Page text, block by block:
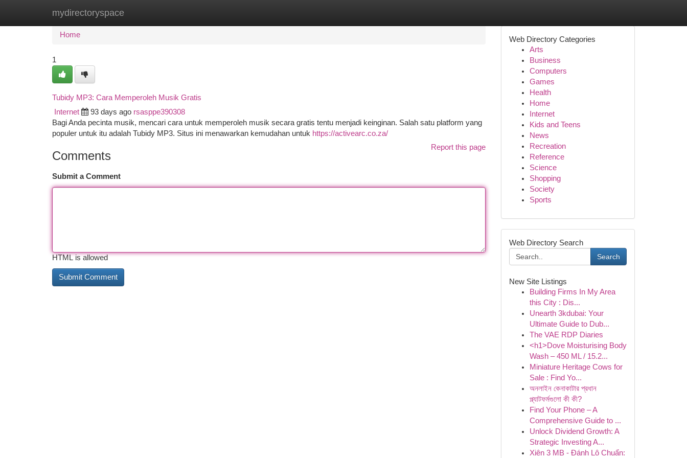
mydirectoryspace
Home New Site Listings
Home
1
Tubidy MP3: Cara Memperoleh Musik Gratis
Internet 93 days ago rsasppe390308
Bagi Anda pecinta musik, mencari cara untuk memperoleh musik secara gratis tentu menjadi keinginan. Salah satu platform yang
populer untuk itu adalah Tubidy MP3. Situs ini menawarkan kemudahan untuk https://activearc.co.za/
Report this page
Comments
Submit a Comment
HTML is allowed
Web Directory Categories
Arts
Business
Computers
Games
Health
Home
Internet
Kids and Teens
News
Recreation
Reference
Science
Shopping
Society
Sports
Web Directory Search
Search
New Site Listings
Building Firms In My Area
this City : Dis...
Unearth 3kdubai: Your
Ultimate Guide to Dub...
The VAE RDP Diaries
<h1>Dove Moisturising Body
Wash – 450 ML / 15.2...
Miniature Heritage Cows for
Sale : Find Yo...
অনলাইন কেনাকাটার প্রধান
প্ল্যাটফর্মগুলো কী কী?
Find Your Phone – A
Comprehensive Guide to ...
Unlock Dividend Growth: A
Strategic Investing A...
Xiên 3 MB - Đánh Lô Chuẩn: